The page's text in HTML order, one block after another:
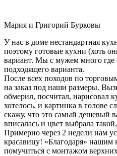
Мария и Григорий Бурковы
У нас в доме нестандартная
поэтому готовые кухни (хоть
вариант. Мы с мужем много
подходящего варианта.
После всех походов по
на заказ под наши размеры.
обмерил, посчитал, нарисовал
хотелось, и картинка в голове
скажу, что это самый дешевый
вписалась и цвет выбрала
Примерно через 2 недели нам
красавицу! «Благодаря»
помучиться с монтажом